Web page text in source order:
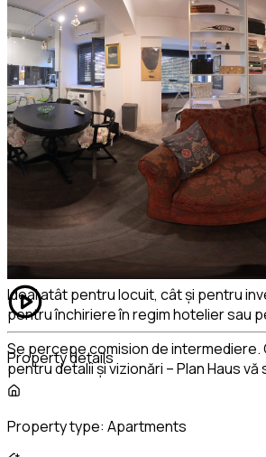
Dotări de calitate superioară:
Se vinde complet mobilat și utilat
2 aparate de aer condiționat
Încălzire în pardoseală și
Jaluzele electrice
Finisaje premium: parchet, piatră
executat la comandă
Instalații termice și sanitare
Toate ferestrele sunt orientate
– o panoramă verde care oferă lumină
permanentă.
Ideal atât pentru locuit, cât și pentru
pentru închiriere în regim hotelier sau
Se percepe comision de
pentru detalii și vizionări – Plan Haus
Property details
Property type: Apartments